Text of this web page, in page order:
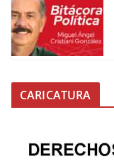
CARICATURA